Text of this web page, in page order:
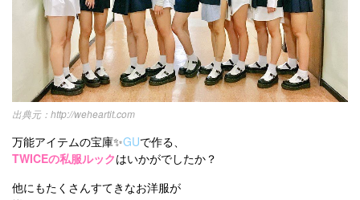
http://weheartit.com
万能アイテムの宝庫✨GUで作る、
TWICEの私服ルックはいかがでしたか？
他にもたくさんすてきなお洋服が